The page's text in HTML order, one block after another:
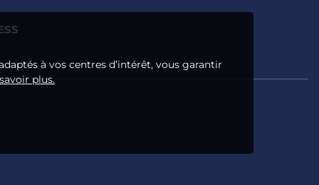
à vos centres d’intérêt, vous garantir
plus.